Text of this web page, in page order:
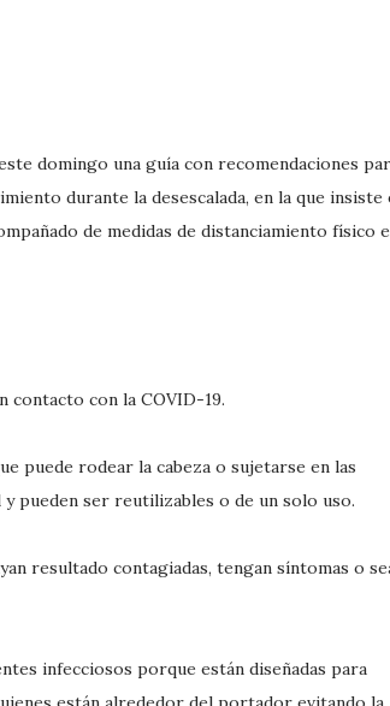
domingo una guía con recomendaciones
durante la desescalada, en la que insiste
de medidas de distanciamiento físico e
contacto con la COVID-19.
puede rodear la cabeza o sujetarse en las
pueden ser reutilizables o de un solo uso.
resultado contagiadas, tengan síntomas o
infecciosos porque están diseñadas para